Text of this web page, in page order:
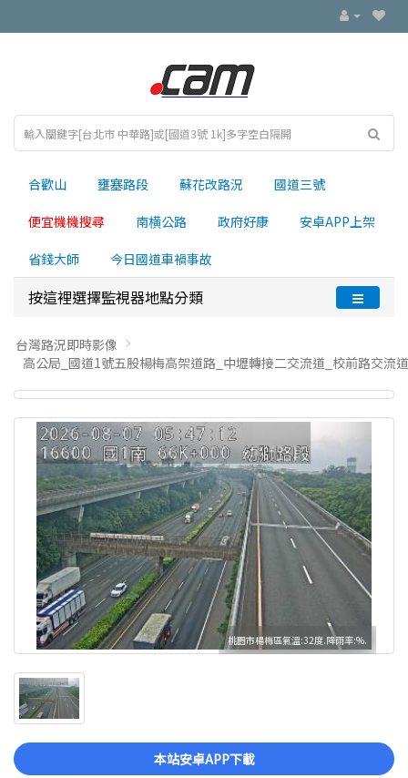
合歡山 壅塞路段 蘇花改路況 國道三號
便宜機機搜尋 南横公路 政府好康 安卓APP上架
省錢大師 今日國道車禍事故
按這裡選擇監視器地點分類
台灣路況即時影像
高公局_國道1號五股楊梅高架道路_中壢轉接二交流道_校前路交流
桃園市楊梅區氣溫:32度.降雨率:%.
本站安卓APP下載